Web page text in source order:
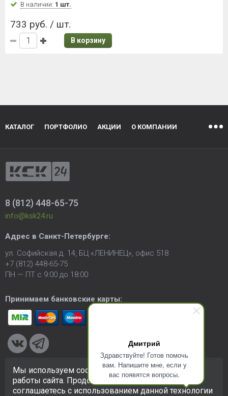
Дмитрий
Здравствуйте! Готов помочь
вам. Напишите мне, если у
вас появятся вопросы.
В наличии: 1 шт.
733 руб. / шт.
В корзину
КАТАЛОГ ПОРТФОЛИО АКЦИИ О КОМПАНИИ
8 (812) 448-65-75
info@ksk24.ru
Адрес в Санкт-Петербурге:
ул. Софийская д. 14, БЦ «ЛЕНИНЕЦ», офис 518
+7 (812) 448-65-75
ПН — ПТ с 9:00 до 18:00
Принимаем банковские карты:
© 2005-2026 ООО «КСК». Сайт https://ksk24.ruсоздан
исключительно в информационных целях и любая информация
на сайте не является публичной офертой.Политика в
Мы используем cookie-файлы для улучшения
работы сайта. Продолжая использовать сайт, вы
соглашаетесь с использованием данной технологии